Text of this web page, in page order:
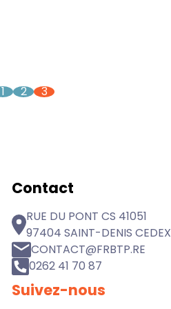
1 2 3
Contact
RUE DU PONT CS 41051
97404 SAINT-DENIS CEDEX
CONTACT@FRBTP.RE
0262 41 70 87
Suivez-nous